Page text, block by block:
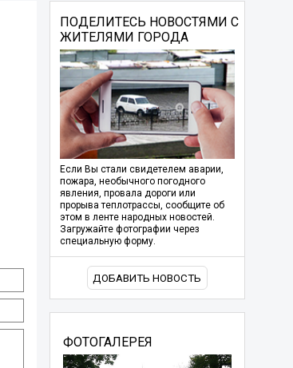
ПОДЕЛИТЕСЬ НОВОСТЯМИ С
ЖИТЕЛЯМИ ГОРОДА
Если Вы стали свидетелем аварии,
пожара, необычного погодного
явления, провала дороги или
прорыва теплотрассы, сообщите об
этом в ленте народных новостей.
Загружайте фотографии через
специальную форму.
ДОБАВИТЬ НОВОСТЬ
ФОТОГАЛЕРЕЯ